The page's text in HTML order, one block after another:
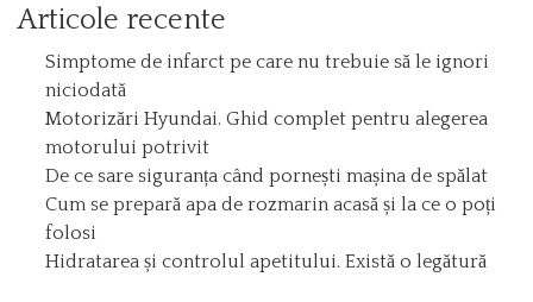
Articole recente
Simptome de infarct pe care nu trebuie să le ignori
niciodată
Motorizări Hyundai. Ghid complet pentru alegerea
motorului potrivit
De ce sare siguranța când pornești mașina de spălat
Cum se prepară apa de rozmarin acasă și la ce o poți
folosi
Hidratarea și controlul apetitului. Există o legătură